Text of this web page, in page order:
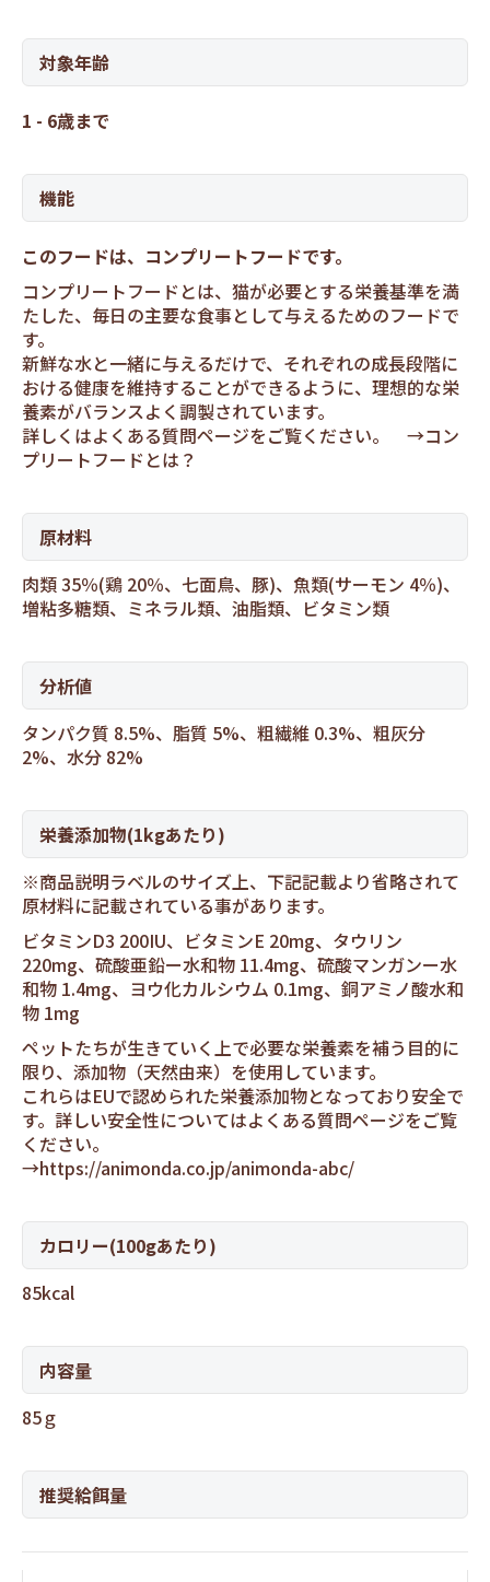
対象年齢
1 - 6歳まで
機能
このフードは、コンプリートフードです。
コンプリートフードとは、猫が必要とする栄養基準を満
たした、毎日の主要な食事として与えるためのフードで
す。
新鮮な水と一緒に与えるだけで、それぞれの成長段階に
おける健康を維持することができるように、理想的な栄
養素がバランスよく調製されています。
詳しくはよくある質問ページをご覧ください。 →コン
プリートフードとは？
原材料
肉類 35％(鶏 20％、七面鳥、豚)、魚類(サーモン 4％)、
増粘多糖類、ミネラル類、油脂類、ビタミン類
分析値
タンパク質 8.5%、脂質 5%、粗繊維 0.3%、粗灰分
2%、水分 82%
栄養添加物(1kgあたり)
※商品説明ラベルのサイズ上、下記記載より省略されて
原材料に記載されている事があります。
ビタミンD3 200IU、ビタミンE 20mg、タウリン
220mg、硫酸亜鉛ー水和物 11.4mg、硫酸マンガンー水
和物 1.4mg、ヨウ化カルシウム 0.1mg、銅アミノ酸水和
物 1mg
ペットたちが生きていく上で必要な栄養素を補う目的に
限り、添加物（天然由来）を使用しています。
これらはEUで認められた栄養添加物となっており安全で
す。詳しい安全性についてはよくある質問ページをご覧
ください。
→https://animonda.co.jp/animonda-abc/
カロリー(100gあたり)
85kcal
内容量
85ｇ
推奨給餌量